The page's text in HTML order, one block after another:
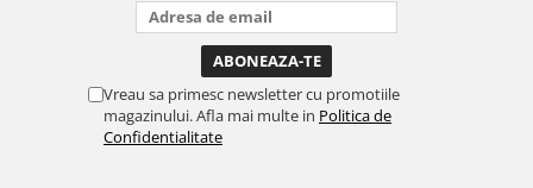
Vreau sa primesc newsletter cu promotiile
magazinului. Afla mai multe in Politica de
Confidentialitate